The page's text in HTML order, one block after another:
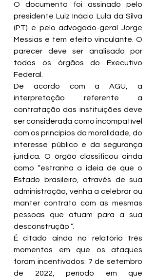
O documento foi assinado pelo
presidente Luiz Inácio Lula da Silva
(PT) e pelo advogado-geral Jorge
Messias e tem efeito vinculante. O
parecer deve ser analisado por
todos os órgãos do Executivo
Federal.
De acordo com a AGU, a
interpretação referente a
contratação das instituições deve
ser considerada como incompatível
com os princípios da moralidade, do
interesse público e da segurança
jurídica. O órgão classificou ainda
como “estranha a ideia de que o
Estado brasileiro, através de sua
administração, venha a celebrar ou
manter contrato com as mesmas
pessoas que atuam para a sua
desconstrução “.
É citado ainda no relatório três
momentos em que os ataques
foram incentivados: 7 de setembro
de 2022, período em que